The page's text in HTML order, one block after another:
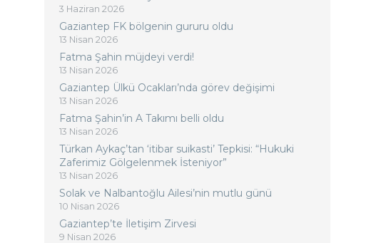
3 Haziran 2026
Gaziantep FK bölgenin gururu oldu
13 Nisan 2026
Fatma Şahin müjdeyi verdi!
13 Nisan 2026
Gaziantep Ülkü Ocakları’nda görev değişimi
13 Nisan 2026
Fatma Şahin’in A Takımı belli oldu
13 Nisan 2026
Türkan Aykaç’tan ‘itibar suikasti’ Tepkisi: “Hukuki
Zaferimiz Gölgelenmek İsteniyor”
13 Nisan 2026
Solak ve Nalbantoğlu Ailesi’nin mutlu günü
10 Nisan 2026
Gaziantep’te İletişim Zirvesi
9 Nisan 2026